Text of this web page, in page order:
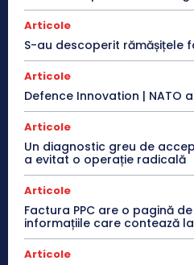
Articole
S-au descoperit rămășițele
Articole
Defence Innovation | NATO
Articole
Un diagnostic greu de
a evitat o operație radicală
Articole
Factura PPC are o pagină
informațiile care contează
Articole